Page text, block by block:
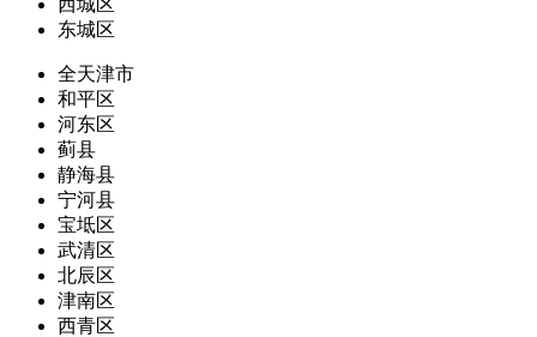
西城区
东城区
全天津市
和平区
河东区
蓟县
静海县
宁河县
宝坻区
武清区
北辰区
津南区
西青区